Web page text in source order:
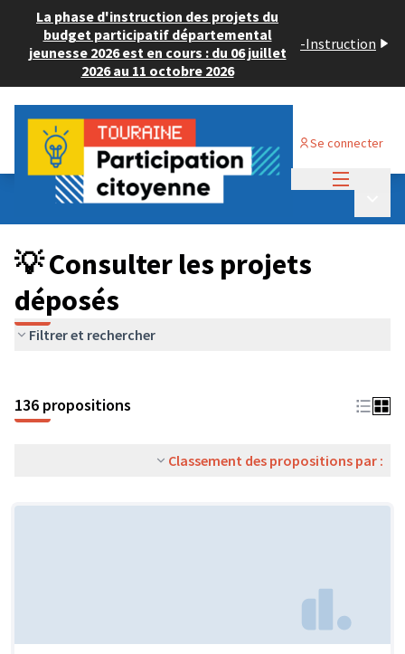
La phase d'instruction des projets du
budget participatif départemental
jeunesse 2026 est en cours : du 06 juillet
2026 au 11 octobre 2026
-Instruction
Se connecter
Budget Participatif JEUNESSE 2024
💡 Consulter les projets déposés
💡 Consulter les projets
déposés
Filtrer et rechercher
136 propositions
Classement des propositions par :